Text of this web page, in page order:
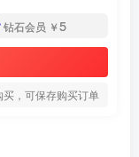
钻石会员 ￥5
，可保存购买订单